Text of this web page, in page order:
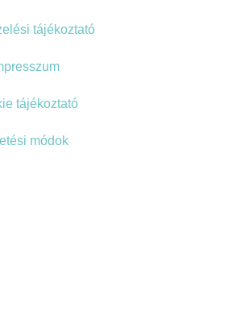
tájékoztató
tájékoztató
módok